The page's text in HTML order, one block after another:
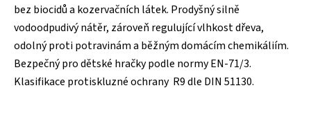
bez biocidů a kozervačních látek. Prodyšný silně
vodoodpudivý nátěr, zároveň regulující vlhkost dřeva,
odolný proti potravinám a běžným domácím chemikáliím.
Bezpečný pro dětské hračky podle normy EN-71/3.
Klasifikace protiskluzné ochrany R9 dle DIN 51130.